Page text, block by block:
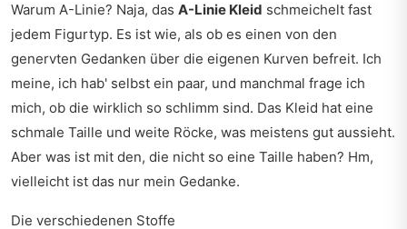
Warum A-Linie? Naja, das A-Linie Kleid schmeichelt fast
jedem Figurtyp. Es ist wie, als ob es einen von den
genervten Gedanken über die eigenen Kurven befreit. Ich
meine, ich hab' selbst ein paar, und manchmal frage ich
mich, ob die wirklich so schlimm sind. Das Kleid hat eine
schmale Taille und weite Röcke, was meistens gut aussieht.
Aber was ist mit den, die nicht so eine Taille haben? Hm,
vielleicht ist das nur mein Gedanke.
Die verschiedenen Stoffe